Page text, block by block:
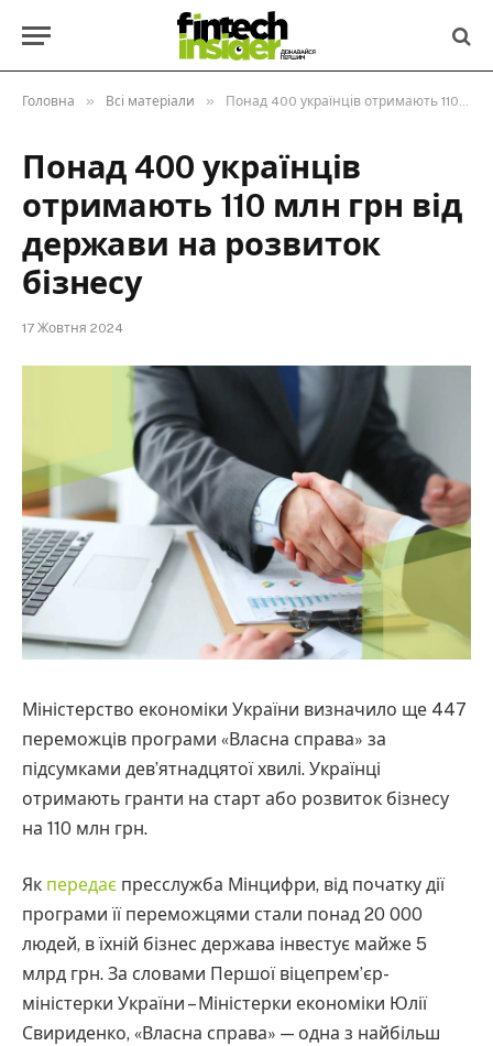
Головна » Всі матеріали » Понад 400 українців отримають 110 млн грн від держави на розвиток бізнесу
Понад 400 українців
отримають 110 млн грн від
держави на розвиток
бізнесу
17 Жовтня 2024
Міністерство економіки України визначило ще 447
переможців програми «Власна справа» за
підсумками дев’ятнадцятої хвилі. Українці
отримають гранти на старт або розвиток бізнесу
на 110 млн грн.
Як передає пресслужба Мінцифри, від початку дії
програми її переможцями стали понад 20 000
людей, в їхній бізнес держава інвестує майже 5
млрд грн. За словами Першої віцепрем’єр-
міністерки України – Міністерки економіки Юлії
Свириденко, «Власна справа» — одна з найбільш